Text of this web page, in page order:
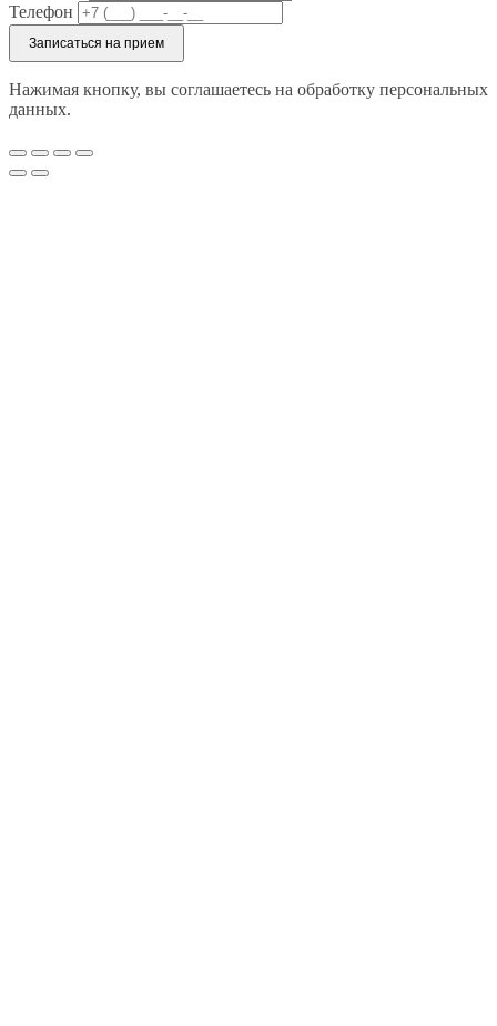
Телефон
Записаться на прием
Нажимая кнопку, вы соглашаетесь на обработку персональных
данных.